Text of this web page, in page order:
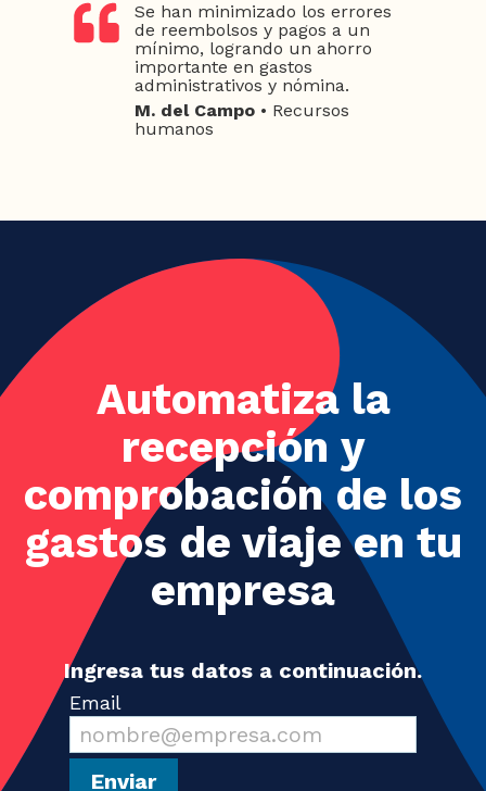
Se han minimizado los errores
de reembolsos y pagos a un
mínimo, logrando un ahorro
importante en gastos
administrativos y nómina.
M. del Campo • Recursos
humanos
Automatiza la
recepción y
comprobación de los
gastos de viaje en tu
empresa
Ingresa tus datos a continuación.
Email
Enviar